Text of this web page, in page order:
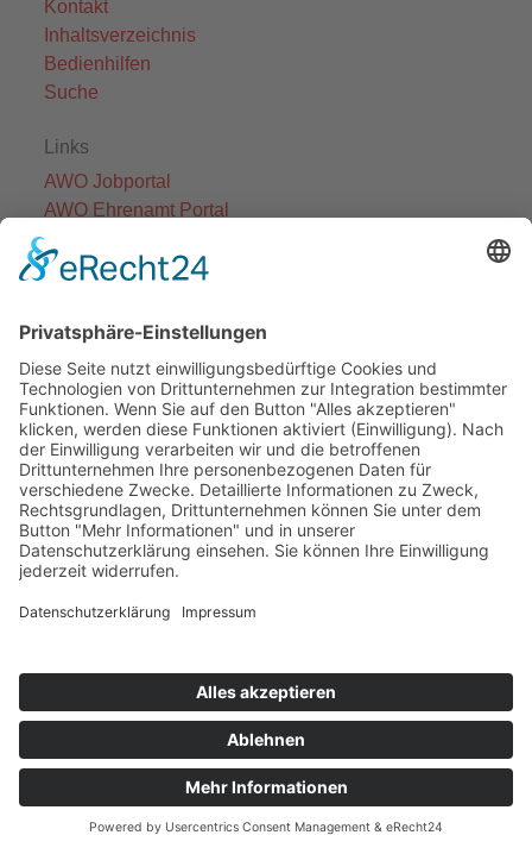
Kontakt
Inhaltsverzeichnis
Bedienhilfen
Suche
Links
AWO Jobportal
AWO Ehrenamt Portal
AWO Schulgesundheitsfachkräfte
AWO Bundesverband
AWO Pflegeberatung
AWO Kulturhaus Babelsberg
Arbeit mit Behinderung
AWO Büro Kindermut
Kulturland Brandenburg
AWO Selbsthilfe
AWO eLearning
Kultur für JEDEN
AWO 1plus9
Dachverband Freie Suchtselbsthilfe
© 1990 - 2026 Arbeiterwohlfahrt Bezirksverband
Potsdam e. V.